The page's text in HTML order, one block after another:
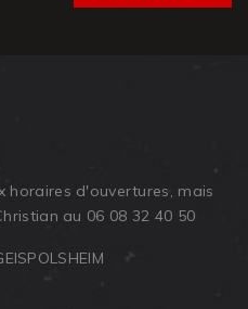
horaires d'ouvertures, mais
au 06 08 32 40 50